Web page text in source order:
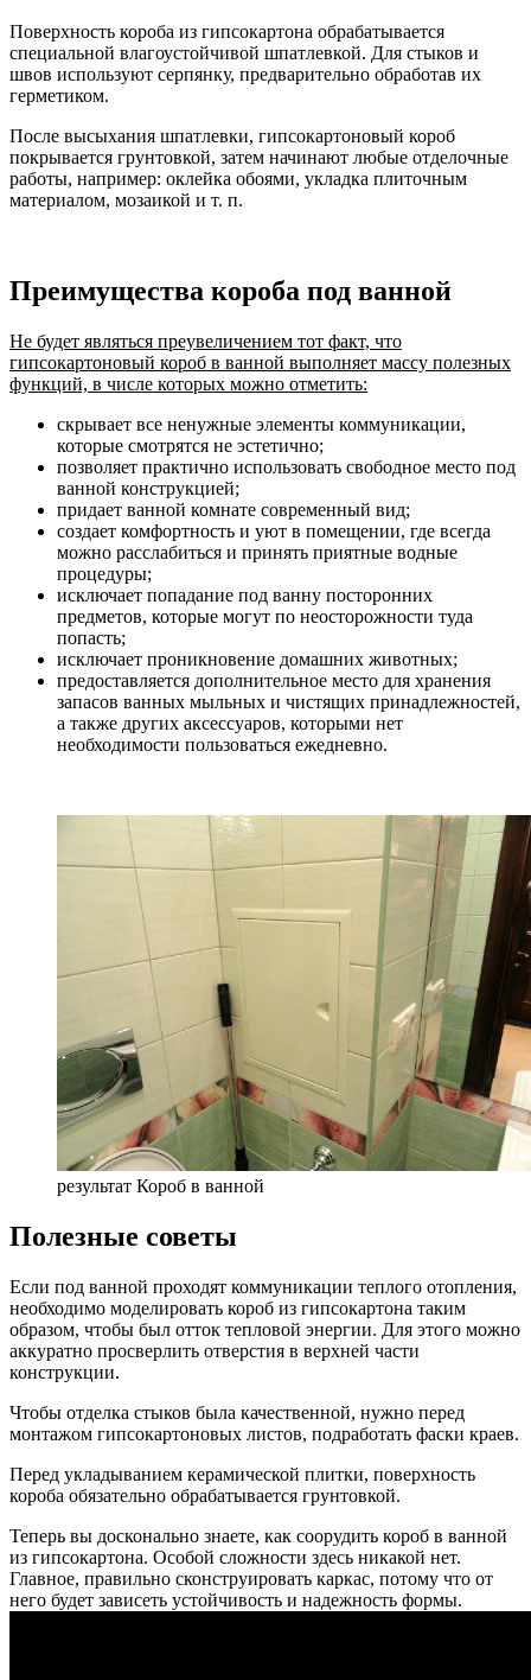
Поверхность короба из гипсокартона обрабатывается
специальной влагоустойчивой шпатлевкой. Для стыков и
швов используют серпянку, предварительно обработав их
герметиком.
После высыхания шпатлевки, гипсокартоновый короб
покрывается грунтовкой, затем начинают любые отделочные
работы, например: оклейка обоями, укладка плиточным
материалом, мозаикой и т. п.
Преимущества короба под ванной
Не будет являться преувеличением тот факт, что
гипсокартоновый короб в ванной выполняет массу полезных
функций, в числе которых можно отметить:
скрывает все ненужные элементы коммуникации,
которые смотрятся не эстетично;
позволяет практично использовать свободное место под
ванной конструкцией;
придает ванной комнате современный вид;
создает комфортность и уют в помещении, где всегда
можно расслабиться и принять приятные водные
процедуры;
исключает попадание под ванну посторонних
предметов, которые могут по неосторожности туда
попасть;
исключает проникновение домашних животных;
предоставляется дополнительное место для хранения
запасов ванных мыльных и чистящих принадлежностей,
а также других аксессуаров, которыми нет
необходимости пользоваться ежедневно.
результат Короб в ванной
Полезные советы
Если под ванной проходят коммуникации теплого отопления,
необходимо моделировать короб из гипсокартона таким
образом, чтобы был отток тепловой энергии. Для этого можно
аккуратно просверлить отверстия в верхней части
конструкции.
Чтобы отделка стыков была качественной, нужно перед
монтажом гипсокартоновых листов, подработать фаски краев.
Перед укладыванием керамической плитки, поверхность
короба обязательно обрабатывается грунтовкой.
Теперь вы досконально знаете, как соорудить короб в ванной
из гипсокартона. Особой сложности здесь никакой нет.
Главное, правильно сконструировать каркас, потому что от
него будет зависеть устойчивость и надежность формы.